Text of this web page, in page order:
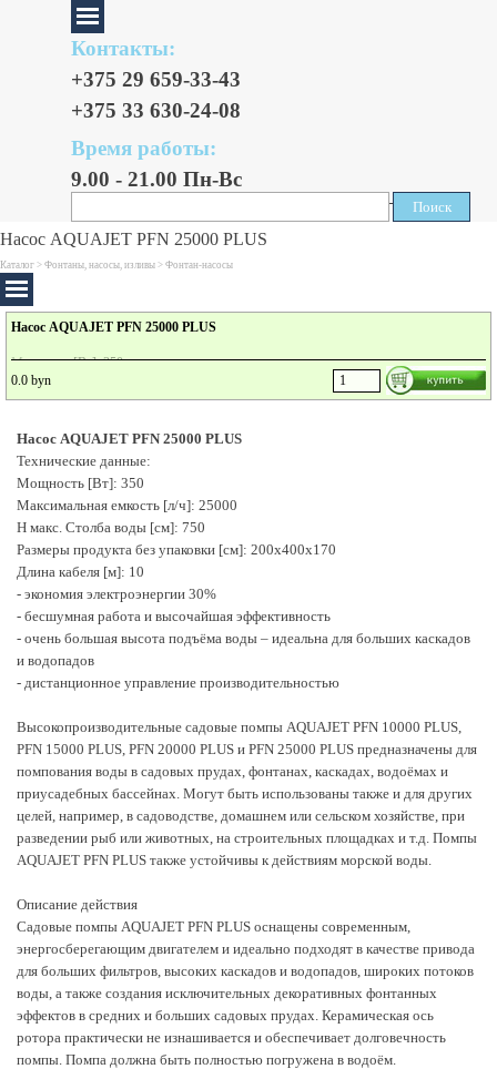
Контакты:
+375 29 659-33-43
+375 33 630-24-08
Время работы:
9.00 - 21.00 Пн-Вс
Поиск
Поиск
Насос AQUAJET PFN 25000 PLUS
Каталог > Фонтаны, насосы, изливы > Фонтан-насосы
Насос AQUAJET PFN 25000 PLUS
Мощность [Вт]: 350
Максимальная емкость [л/ч]: 25000
H макс. Столба воды [см]: 750
Длина кабеля [м]: 10
- экономия электроэнергии 30%
- бесшумная работа и высочайшая эффективность
- очень большая высота подъёма воды – идеальна для больших каскадов и
водопадов
- дистанционное управление производительностью
0.0 byn
Насос AQUAJET PFN 25000 PLUS
Технические данные:
Мощность [Вт]: 350
Максимальная емкость [л/ч]: 25000
H макс. Столба воды [см]: 750
Размеры продукта без упаковки [см]: 200x400x170
Длина кабеля [м]: 10
- экономия электроэнергии 30%
- бесшумная работа и высочайшая эффективность
- очень большая высота подъёма воды – идеальна для больших каскадов
и водопадов
- дистанционное управление производительностью
Высокопроизводительные садовые помпы AQUAJET PFN 10000 PLUS,
PFN 15000 PLUS, PFN 20000 PLUS и PFN 25000 PLUS предназначены для
помпования воды в садовых прудах, фонтанах, каскадах, водоёмах и
приусадебных бассейнах. Могут быть использованы также и для других
целей, например, в садоводстве, домашнем или сельском хозяйстве, при
разведении рыб или животных, на строительных площадках и т.д. Помпы
AQUAJET PFN PLUS также устойчивы к действиям морской воды.
Описание действия
Садовые помпы AQUAJET PFN PLUS оснащены современным,
энергосберегающим двигателем и идеально подходят в качестве привода
для больших фильтров, высоких каскадов и водопадов, широких потоков
воды, а также создания исключительных декоративных фонтанных
эффектов в средних и больших садовых прудах. Керамическая ось
ротора практически не изнашивается и обеспечивает долговечность
помпы. Помпа должна быть полностью погружена в водоём.